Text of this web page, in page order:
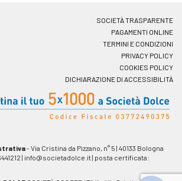
SOCIETÀ TRASPARENTE
PAGAMENTI ONLINE
TERMINI E CONDIZIONI
PRIVACY POLICY
COOKIES POLICY
DICHIARAZIONE DI ACCESSIBILITÀ
- Via Cristina da Pizzano, n° 5 | 40133 Bologna
| info@societadolce.it| posta certificata: